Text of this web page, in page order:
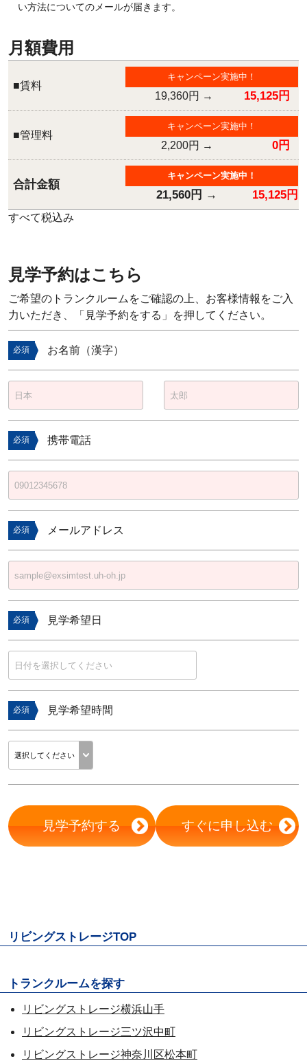
い方法についてのメールが届きます。
月額費用
■賃料
キャンペーン実施中！
19,360円 → 15,125円
■管理料
キャンペーン実施中！
2,200円 → 0円
合計金額
キャンペーン実施中！
21,560円 → 15,125円
すべて税込み
見学予約はこちら
ご希望のトランクルームをご確認の上、お客様情報をご入
力いただき、「見学予約をする」を押してください。
必須 お名前（漢字）
必須 携帯電話
必須 メールアドレス
必須 見学希望日
必須 見学希望時間
見学予約する すぐに申し込む
リビングストレージTOP
トランクルームを探す
リビングストレージ横浜山手
リビングストレージ三ツ沢中町
リビングストレージ神奈川区松本町